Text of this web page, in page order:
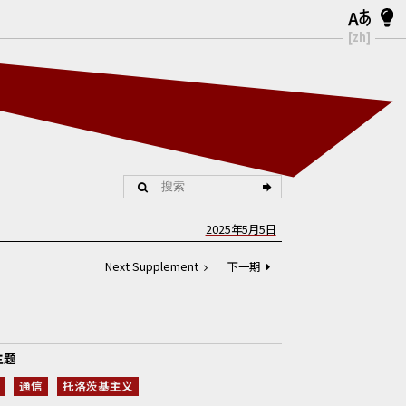
[zh]
2025年5月5日
Next Supplement 下一期
通信 托洛茨基主义